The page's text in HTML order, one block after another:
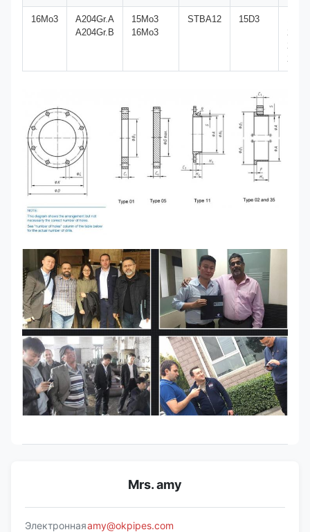
16Mo3
A204Gr.A
A204Gr.B
15Mo3
16Mo3
STBA12 15D3
243B
240
243
Mrs. amy
Электроннаяamy@okpipes.com